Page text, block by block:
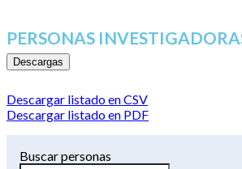
PERSONAS
Descargas
Descargar listado en CSV
Descargar listado en PDF
Buscar personas